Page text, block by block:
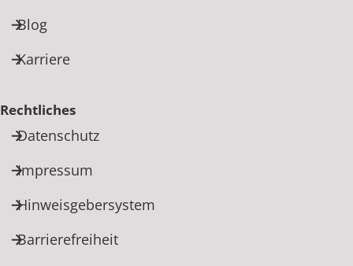
Blog
Karriere
Rechtliches
Datenschutz
Impressum
Hinweisgebersystem
Barrierefreiheit